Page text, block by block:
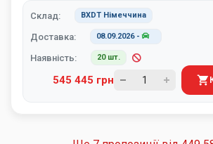
Склад: BXDT Німеччина
Доставка: 08.09.2026-
Наявність: 20 шт.
545 445 грн